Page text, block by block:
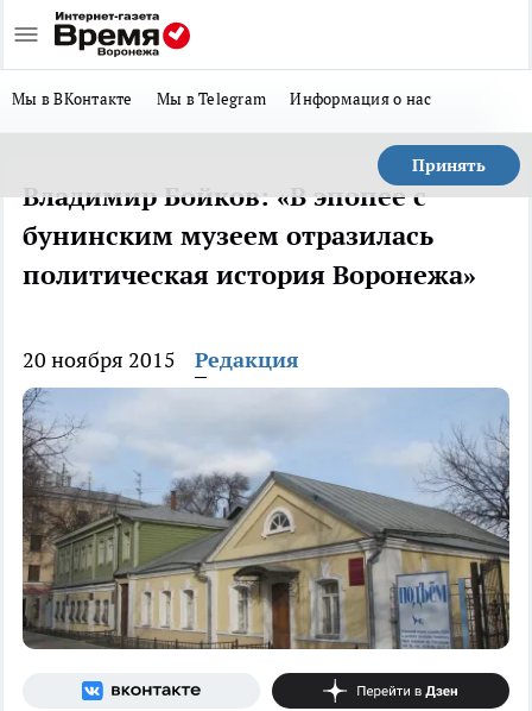
Мы в ВКонтакте Мы в Telegram Информация о нас
Принять
Владимир Бойков: «В эпопее с
бунинским музеем отразилась
политическая история Воронежа»
20 ноября 2015 Редакция